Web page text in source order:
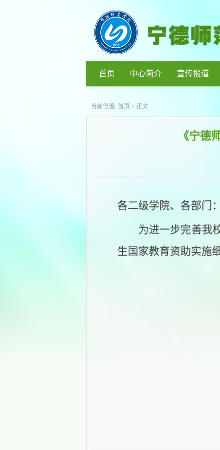
首页 中心简介 宣传报道
当前位置: 首页 > 正文
《宁德
各二级学院、各部门：
为进一步完善我
生国家教育资助实施
宁